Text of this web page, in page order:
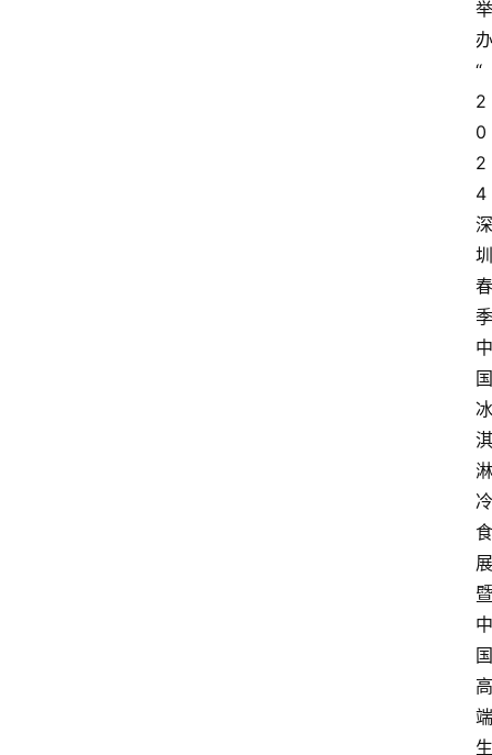
举
办
“
2
0
2
4
深
圳
春
季
中
国
冰
淇
淋
冷
食
展
暨
中
国
高
端
生